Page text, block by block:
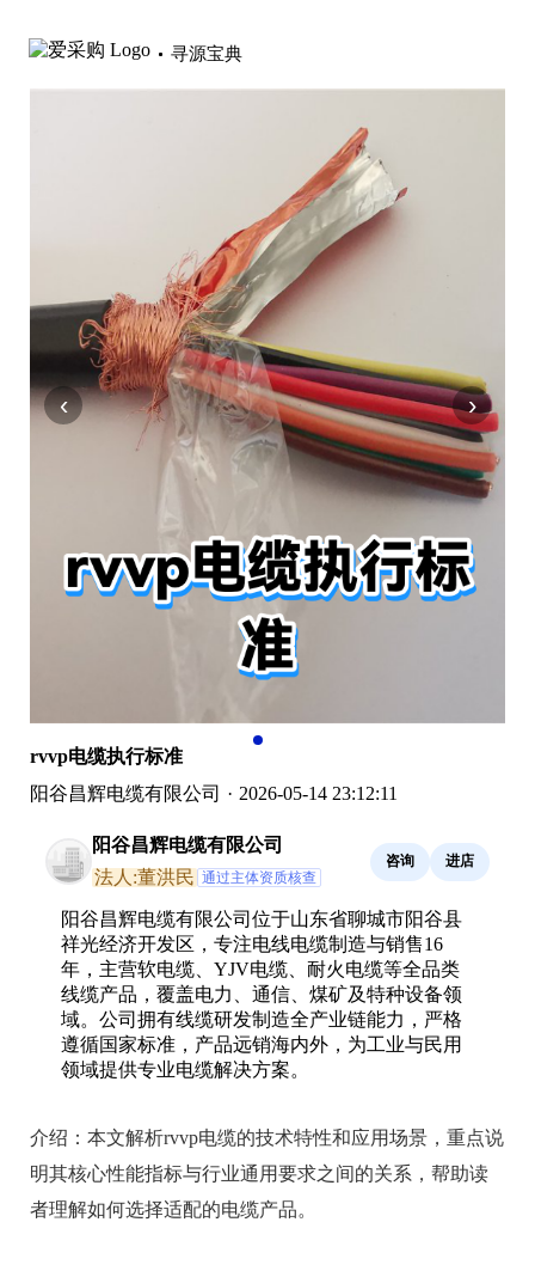
寻源宝典
‹ ›
rvvp电缆执行标准
阳谷昌辉电缆有限公司 · 2026-05-14 23:12:11
阳谷昌辉电缆有限公司
法人:董洪民 通过主体资质核查
咨询 进店
阳谷昌辉电缆有限公司位于山东省聊城市阳谷县
祥光经济开发区，专注电线电缆制造与销售16
年，主营软电缆、YJV电缆、耐火电缆等全品类
线缆产品，覆盖电力、通信、煤矿及特种设备领
域。公司拥有线缆研发制造全产业链能力，严格
遵循国家标准，产品远销海内外，为工业与民用
领域提供专业电缆解决方案。
介绍： 本文解析rvvp电缆的技术特性和应用场景，重点说
明其核心性能指标与行业通用要求之间的关系，帮助读
者理解如何选择适配的电缆产品。